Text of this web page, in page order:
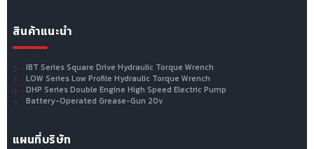
สินค้าแนะนำ
IBT Series Square Drive Hydraulic Torque Wrench
LOW Series Low Profile Hydraulic Torque Wrench
DHP Series Double Engine High Speed Electric Pump
Battery-Operated Grease-Gun 20v
แผนที่บริษัท